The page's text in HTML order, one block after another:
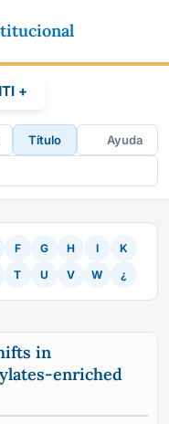
+
Título Ayuda
F G H I
K
T U V W ¿
in
enriched